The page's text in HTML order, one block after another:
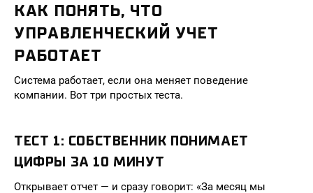
КАК ПОНЯТЬ, ЧТО
УПРАВЛЕНЧЕСКИЙ УЧЕТ
РАБОТАЕТ
Система работает, если она меняет поведение
компании. Вот три простых теста.
ТЕСТ 1: СОБСТВЕННИК ПОНИМАЕТ
ЦИФРЫ ЗА 10 МИНУТ
Открывает отчет — и сразу говорит: «За месяц мы